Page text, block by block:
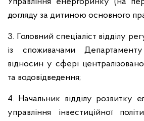
догляду за дитиною основного
3. Головний спеціаліст відділу
із споживачами
відносин у сфері
та водовідведення;
4. Начальник відділу розвитку
управління інвестиційної